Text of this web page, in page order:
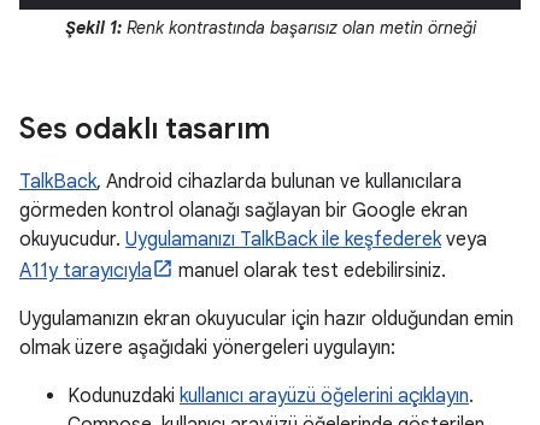
Şekil 1: Renk kontrastında başarısız olan metin örneği
Ses odaklı tasarım
TalkBack, Android cihazlarda bulunan ve kullanıcılara
görmeden kontrol olanağı sağlayan bir Google ekran
okuyucudur. Uygulamanızı TalkBack ile keşfederekveya
A11y tarayıcıyla
manuel olarak test edebilirsiniz.
Uygulamanızın ekran okuyucular için hazır olduğundan emin
olmak üzere aşağıdaki yönergeleri uygulayın:
Kodunuzdaki kullanıcı arayüzü öğelerini açıklayın.